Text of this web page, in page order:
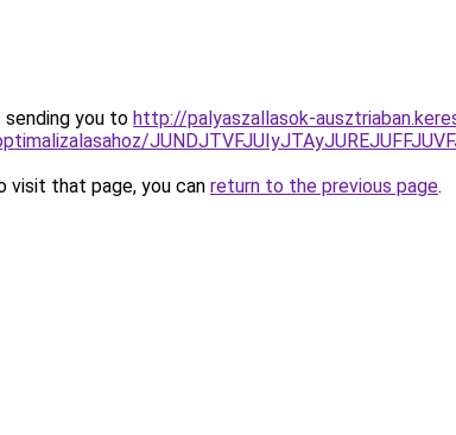
sending you to http://palyaszallasok-
visit that page, you can return to the previous page.